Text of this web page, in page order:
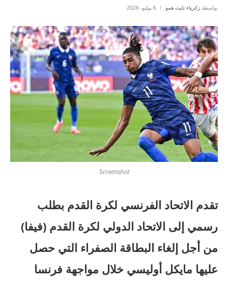
بواسطة زكرياء نايت همو 6 يوليو، 2026
Screenshot
تقدم الاتحاد الفرنسي لكرة القدم بطلب
رسمي إلى الاتحاد الدولي لكرة القدم (فيفا)
من أجل إلغاء البطاقة الصفراء التي حصل
عليها مايكل أوليسي خلال مواجهة فرنسا